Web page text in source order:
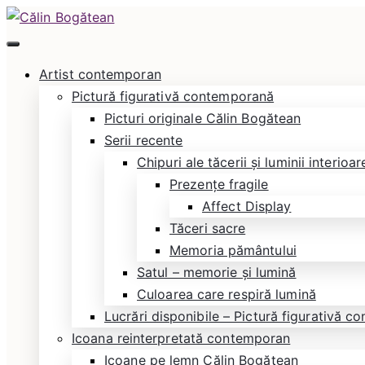
Skip
to
Artist contemporan
Pictură figurativă contemporană
Picturi originale Călin Bogătean
Serii recente
Chipuri ale tăcerii și luminii
Prezențe fragile
Affect Display
Tăceri sacre
Memoria pământului
Satul – memorie și lumină
Culoarea care respiră lumină
Lucrări disponibile – Pictură figurativă
Icoana reinterpretată contemporan
Icoane pe lemn Călin Bogătean